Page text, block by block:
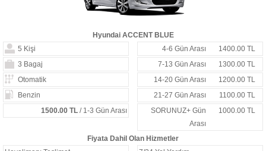
Hyundai ACCENT BLUE
5 Kişi
4-6 Gün Arası
1400.00 TL
3 Bagaj
7-13 Gün Arası
1300.00 TL
Otomatik
14-20 Gün Arası
1200.00 TL
Benzin
21-27 Gün Arası
1100.00 TL
1500.00 TL/ 1-3 Gün Arası
SORUNUZ+ Gün
Arası
1000.00 TL
Fiyata Dahil Olan Hizmetler